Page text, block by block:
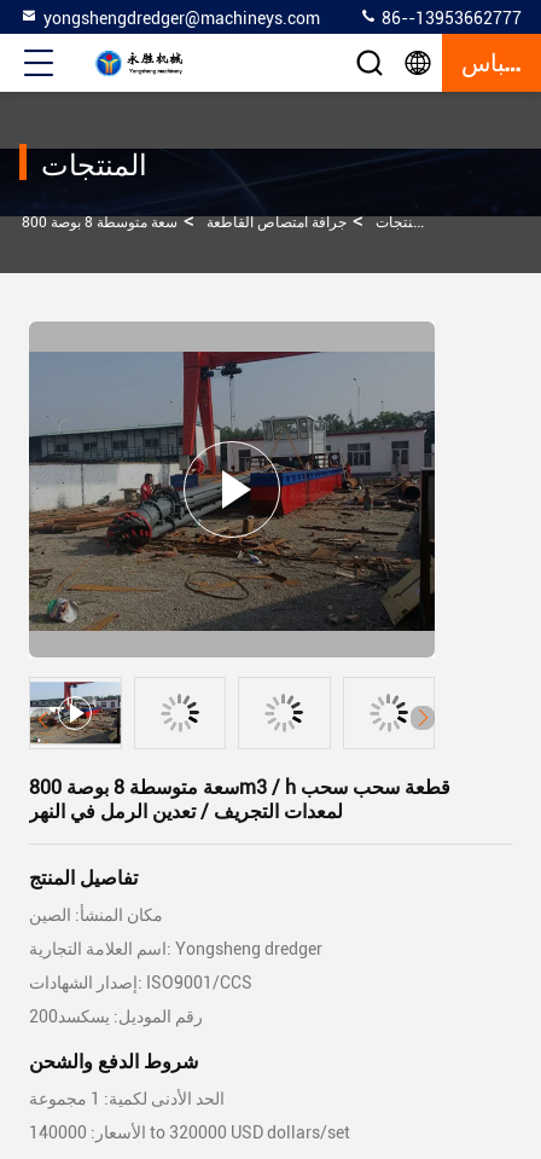
yongshengdredger@machineys.com 86--13953662777
إقتباس
المنتجات
> المنتجات > جرافة امتصاص القاطعة >
سعة متوسطة 8 بوصة 800m3 / h قطعة سحب سحب
لمعدات التجريف / تعدين الرمل في النهر
تفاصيل المنتج
مكان المنشأ: الصين
اسم العلامة التجارية: Yongsheng dredger
إصدار الشهادات: ISO9001/CCS
رقم الموديل: يسكسد200
شروط الدفع والشحن
الحد الأدنى لكمية: 1 مجموعة
الأسعار: 140000 to 320000 USD dollars/set